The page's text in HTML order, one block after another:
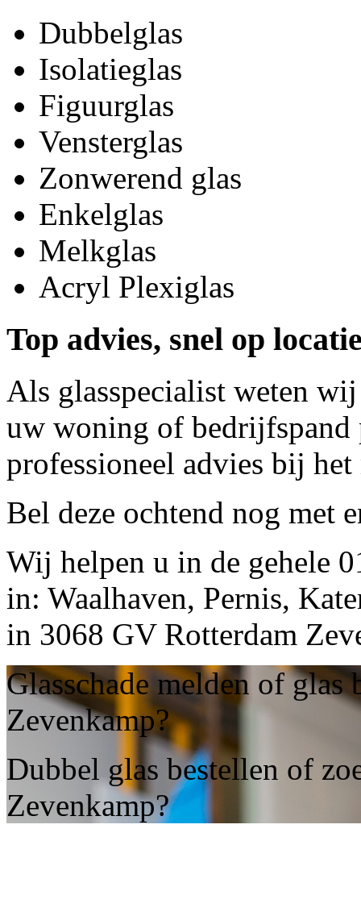
Dubbelglas
Isolatieglas
Figuurglas
Vensterglas
Zonwerend glas
Enkelglas
Melkglas
Acryl Plexiglas
Top advies, snel op
Als glasspecialist weten
uw woning of bedrijfspand
professioneel advies bij
Bel deze ochtend nog met
Wij helpen u in de gehele
in: Waalhaven, Pernis,
in 3068 GV Rotterdam
Glasschade melden of glas
Zevenkamp?
Dubbel glas bestellen of
Zevenkamp?